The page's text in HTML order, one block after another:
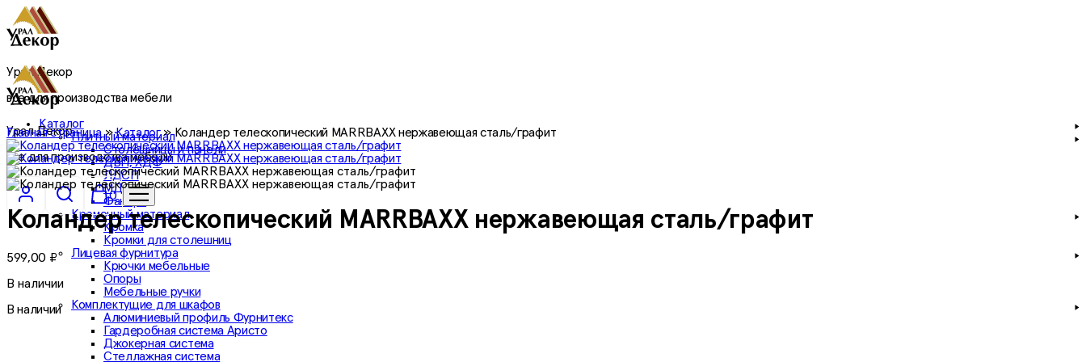
Урал Декор
все для производства мебели
Каталог
Плитный материал
Столешницы и панели
ДВП, ХДФ
ЛДСП
МДФ
Фанера
Кромочный материал
Кромка
Кромки для столешниц
Лицевая фурнитура
Крючки мебельные
Опоры
Мебельные ручки
Комплектущие для шкафов
Алюминиевый профиль Фурнитекс
Гардеробная система Аристо
Джокерная система
Стеллажная система
Урал Декор
все для производства мебели
0
Главная страница»Каталог»Коландер телескопический MARRBAXX нержавеющая сталь/графит
Коландер телескопический MARRBAXX нержавеющая сталь/графит
599,00 ₽
В наличии
В наличии